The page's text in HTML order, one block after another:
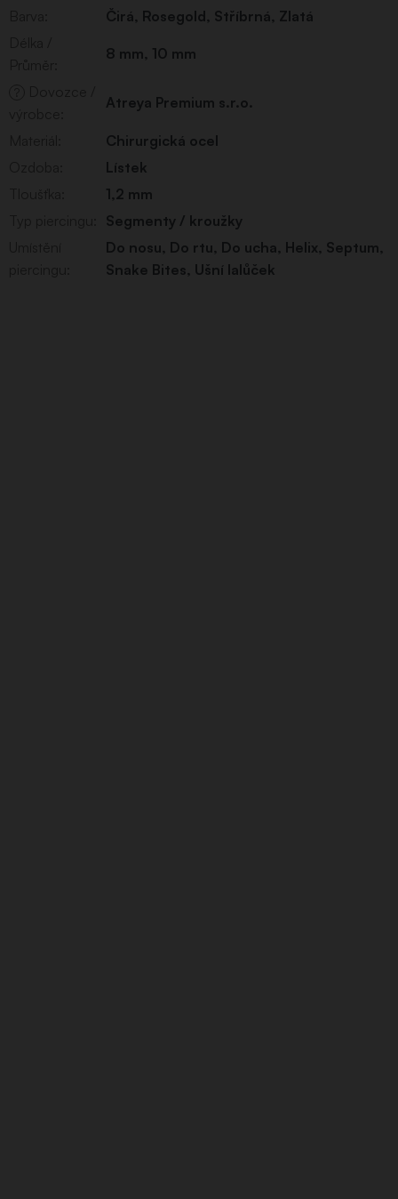
Čirá, Rosegold, Stříbrná, Zlatá
8 mm, 10 mm
Atreya Premium s.r.o.
Chirurgická ocel
Lístek
1,2 mm
Segmenty / kroužky
Do nosu, Do rtu, Do ucha, Helix, Septum,
Snake Bites, Ušní lalůček